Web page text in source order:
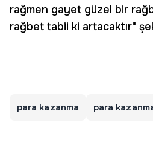
rağmen gayet güzel bir
rağbet tabii ki artacaktır"
para kazanma para